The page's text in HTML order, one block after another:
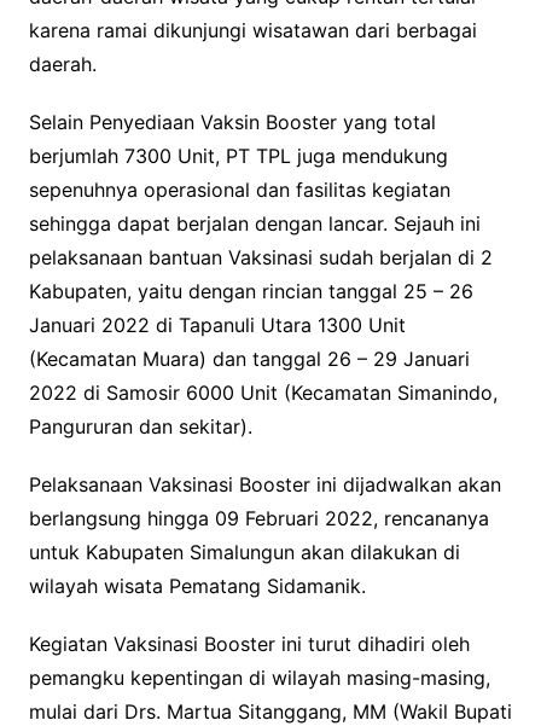
karena ramai dikunjungi wisatawan dari berbagai
daerah.
Selain Penyediaan Vaksin Booster yang total
berjumlah 7300 Unit, PT TPL juga mendukung
sepenuhnya operasional dan fasilitas kegiatan
sehingga dapat berjalan dengan lancar. Sejauh ini
pelaksanaan bantuan Vaksinasi sudah berjalan di 2
Kabupaten, yaitu dengan rincian tanggal 25 – 26
Januari 2022 di Tapanuli Utara 1300 Unit
(Kecamatan Muara) dan tanggal 26 – 29 Januari
2022 di Samosir 6000 Unit (Kecamatan Simanindo,
Pangururan dan sekitar).
Pelaksanaan Vaksinasi Booster ini dijadwalkan akan
berlangsung hingga 09 Februari 2022, rencananya
untuk Kabupaten Simalungun akan dilakukan di
wilayah wisata Pematang Sidamanik.
Kegiatan Vaksinasi Booster ini turut dihadiri oleh
pemangku kepentingan di wilayah masing-masing,
mulai dari Drs. Martua Sitanggang, MM (Wakil Bupati